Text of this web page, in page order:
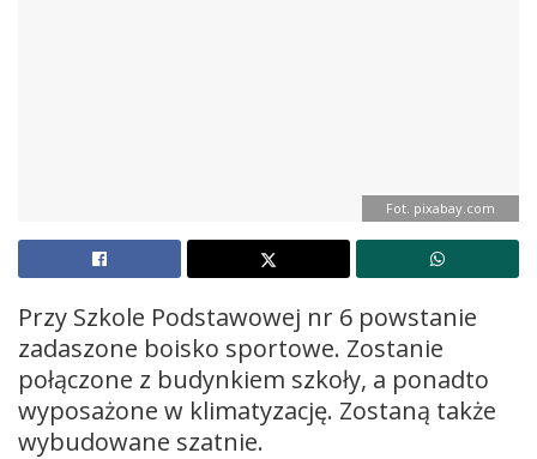
Fot. pixabay.com
Przy Szkole Podstawowej nr 6 powstanie
zadaszone boisko sportowe. Zostanie
połączone z budynkiem szkoły, a ponadto
wyposażone w klimatyzację. Zostaną także
wybudowane szatnie.